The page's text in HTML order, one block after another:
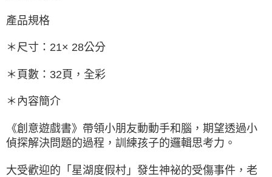
產品規格
＊尺寸：21× 28公分
＊頁數：32頁，全彩
＊內容簡介
《創意遊戲書》帶領小朋友動動手和腦，期望透過小
偵探解決問題的過程，訓練孩子的邏輯思考力。
大受歡迎的「星湖度假村」發生神祕的受傷事件，老